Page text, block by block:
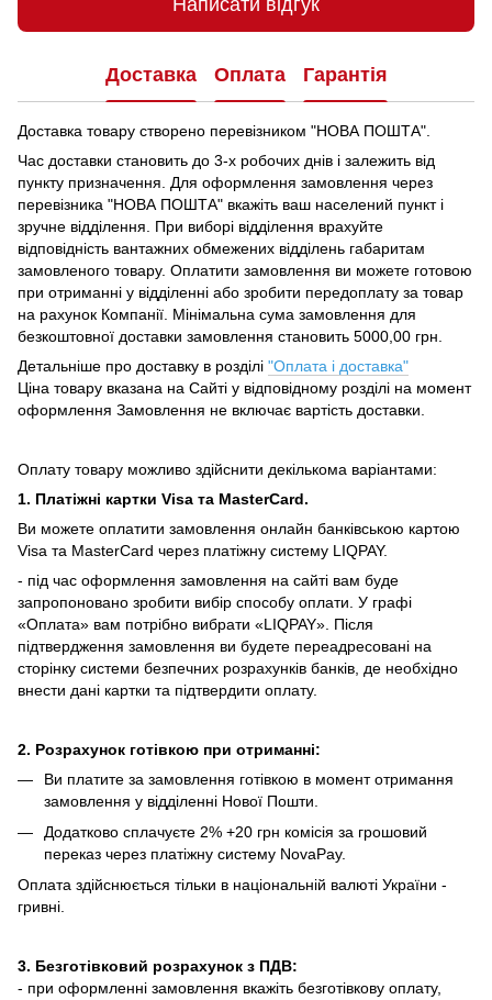
Написати відгук
Доставка Оплата Гарантія
Доставка товару створено перевізником "НОВА ПОШТА".
Час доставки становить до 3-х робочих днів і залежить від
пункту призначення. Для оформлення замовлення через
перевізника "НОВА ПОШТА" вкажіть ваш населений пункт і
зручне відділення.
При виборі відділення врахуйте
відповідність вантажних обмежених відділень габаритам
замовленого товару. Оплатити замовлення ви можете готовою
при отриманні у відділенні або зробити передоплату за товар
на рахунок Компанії. Мінімальна сума замовлення для
безкоштовної доставки замовлення становить 5000,00 грн.
Детальніше про доставку в розділі "Оплата і доставка"
Ціна товару вказана на Сайті у відповідному розділі на момент
оформлення Замовлення не включає вартість доставки.
Оплату товару можливо здійснити декількома варіантами:
1. Платіжні картки Visa та MasterCard.
Ви можете оплатити замовлення онлайн банківською картою
Visa та MasterCard через платіжну систему LIQPAY.
- під час оформлення замовлення на сайті вам буде
запропоновано зробити вибір способу оплати. У графі
«Оплата» вам потрібно вибрати «LIQPAY». Після
підтвердження замовлення ви будете переадресовані на
сторінку системи безпечних розрахунків банків, де необхідно
внести дані картки та підтвердити оплату.
2. Розрахунок готівкою при отриманні:
Ви платите за замовлення готівкою в момент отримання
замовлення у відділенні Нової Пошти.
Додатково сплачуєте 2% +20 грн комісія за грошовий
переказ через платіжну систему NovaPay.
Оплата здійснюється тільки в національній валюті України -
гривні.
3. Безготівковий розрахунок з ПДВ:
- при оформленні замовлення вкажіть безготівкову оплату,